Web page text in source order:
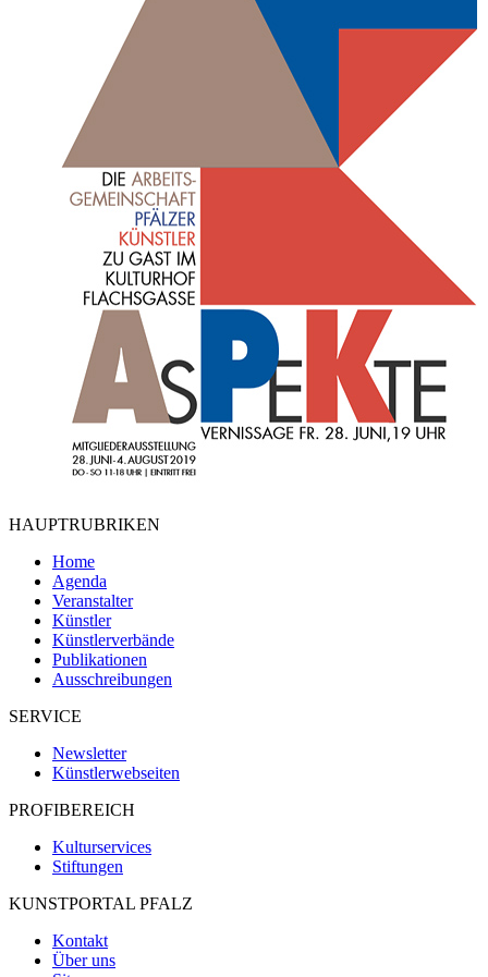
HAUPTRUBRIKEN
Home
Agenda
Veranstalter
Künstler
Künstlerverbände
Publikationen
Ausschreibungen
SERVICE
Newsletter
Künstlerwebseiten
PROFIBEREICH
Kulturservices
Stiftungen
KUNSTPORTAL PFALZ
Kontakt
Über uns